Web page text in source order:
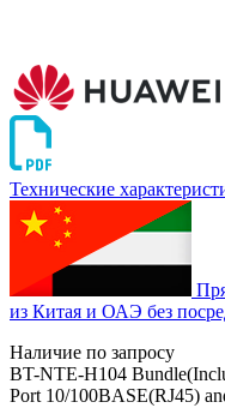
Технические
из Китая и ОАЭ без
Наличие по запросу
BT-NTE-H104
Port 10/100BASE(RJ45)